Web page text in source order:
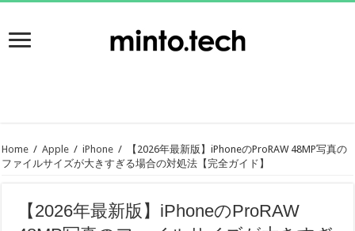
Home / Apple / iPhone /
【2026年最新版】iPhoneのProRAW 48MP写真の
ファイルサイズが大きすぎる場合の対処法【完全ガイド】
【2026年最新版】iPhoneのProRAW